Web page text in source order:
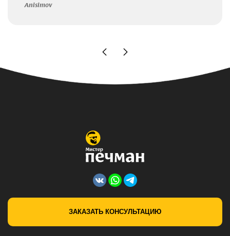
Anisimov
ЗАКАЗАТЬ КОНСУЛЬТАЦИЮ